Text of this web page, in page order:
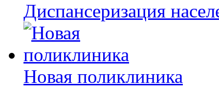
Диспансеризация
Новая поликлиника